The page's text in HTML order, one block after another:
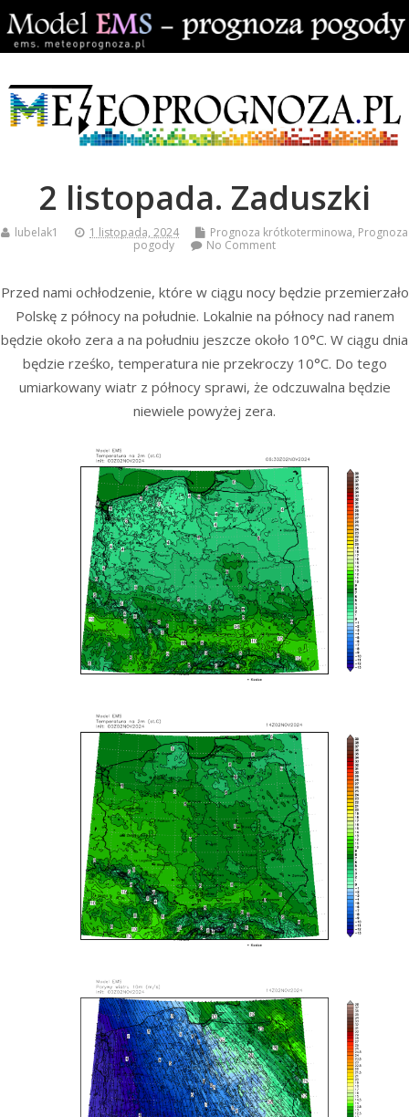
2 listopada. Zaduszki
lubelak1 1 listopada, 2024 Prognoza krótkoterminowa, Prognoza
pogody
No Comment
Przed nami ochłodzenie, które w ciągu nocy będzie przemierzało
Polskę z północy na południe. Lokalnie na północy nad ranem
będzie około zera a na południu jeszcze około 10°C. W ciągu dnia
będzie rześko, temperatura nie przekroczy 10°C. Do tego
umiarkowany wiatr z północy sprawi, że odczuwalna będzie
niewiele powyżej zera.